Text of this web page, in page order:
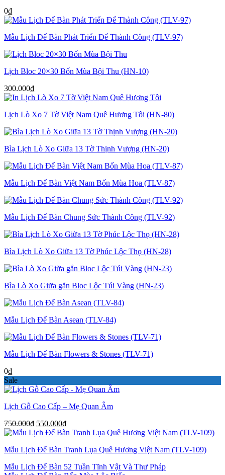
0₫
Mẫu Lịch Để Bàn Phát Triển Để Thành Công (TLV-97)
Lịch Bloc 20×30 Bốn Mùa Bội Thu (HN-10)
300.000₫
Lịch Lò Xo 7 Tờ Việt Nam Quê Hương Tôi (HN-80)
Bìa Lịch Lò Xo Giữa 13 Tờ Thịnh Vượng (HN-20)
Mẫu Lịch Để Bàn Việt Nam Bốn Mùa Hoa (TLV-87)
Mẫu Lịch Để Bàn Chung Sức Thành Công (TLV-92)
Bìa Lịch Lò Xo Giữa 13 Tờ Phúc Lộc Thọ (HN-28)
Bìa Lò Xo Giữa gắn Bloc Lộc Túi Vàng (HN-23)
Mẫu Lịch Để Bàn Asean (TLV-84)
Mẫu Lịch Để Bàn Flowers & Stones (TLV-71)
0₫
Sale
Lịch Gỗ Cao Cấp – Mẹ Quan Âm
750.000₫ Giá
gốc
750.000₫.
550.000₫Giá
hiện
là:
Mẫu Lịch Để Bàn Tranh Lụa Quê Hương Việt Nam (TLV-109)
Mẫu Lịch Để Bàn 52 Tuần Tĩnh Vật Và Thư Pháp